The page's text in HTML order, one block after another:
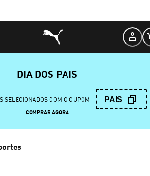
DIA DOS PAIS
SELECIONADOS COM O CUPOM PAIS
COMPRAR AGORA